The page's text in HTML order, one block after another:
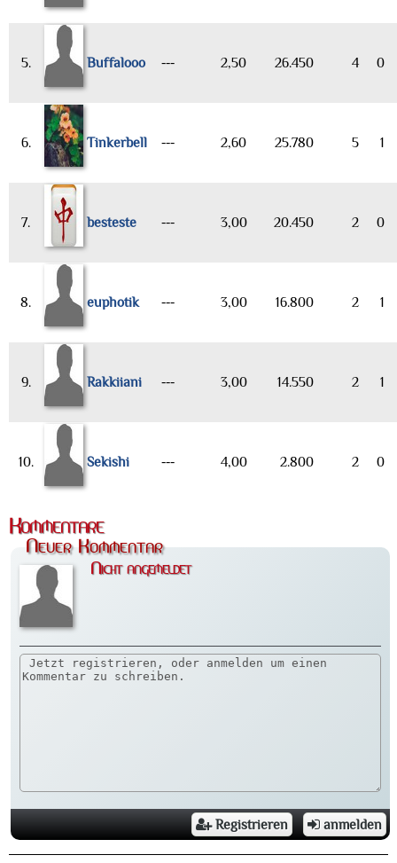
5. Buffalooo --- 2,50 26.450 4 0
6. Tinkerbell --- 2,60 25.780 5 1
7. besteste --- 3,00 20.450 2 0
8. euphotik --- 3,00 16.800 2 1
9. Rakkiiani --- 3,00 14.550 2 1
10. Sekishi --- 4,00 2.800 2 0
Kommentare
Neuer Kommentar
Nicht angemeldet
Registrieren anmelden